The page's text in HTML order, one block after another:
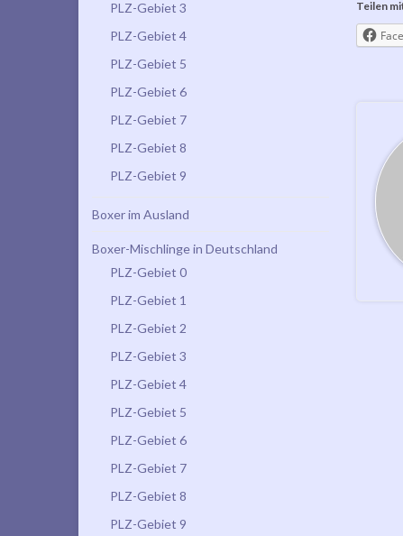
Teilen
PLZ-Gebiet 3
PLZ-Gebiet 4
PLZ-Gebiet 5
PLZ-Gebiet 6
PLZ-Gebiet 7
PLZ-Gebiet 8
PLZ-Gebiet 9
Boxer im Ausland
Boxer-Mischlinge in Deutschland
PLZ-Gebiet 0
PLZ-Gebiet 1
PLZ-Gebiet 2
PLZ-Gebiet 3
PLZ-Gebiet 4
PLZ-Gebiet 5
PLZ-Gebiet 6
PLZ-Gebiet 7
PLZ-Gebiet 8
PLZ-Gebiet 9